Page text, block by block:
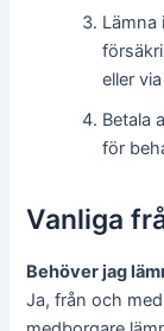
Lämna
eller
Betala
för
Vanliga
Behöver jag
Ja, från och